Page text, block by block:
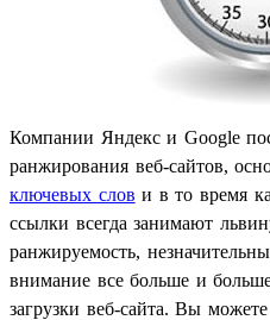
Компании Яндекс и Google
ранжирования веб-сайтов,
ключевых слов и в то время
ссылки всегда занимают
ранжируемость,
внимание все больше и
загрузки веб-сайта. Вы